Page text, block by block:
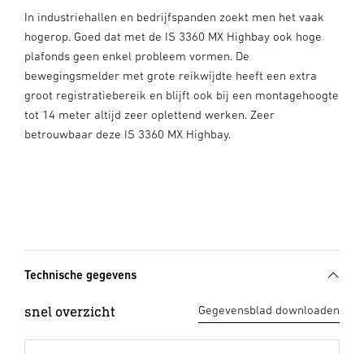
In industriehallen en bedrijfspanden zoekt men het vaak
hogerop. Goed dat met de IS 3360 MX Highbay ook hoge
plafonds geen enkel probleem vormen. De
bewegingsmelder met grote reikwijdte heeft een extra
groot registratiebereik en blijft ook bij een montagehoogte
tot 14 meter altijd zeer oplettend werken. Zeer
betrouwbaar deze IS 3360 MX Highbay.
Technische gegevens
snel overzicht Gegevensblad downloaden